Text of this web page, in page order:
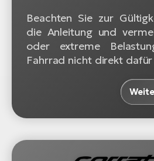
Beachten Sie zur
die Anleitung und
oder extreme
Fahrrad nicht direkt